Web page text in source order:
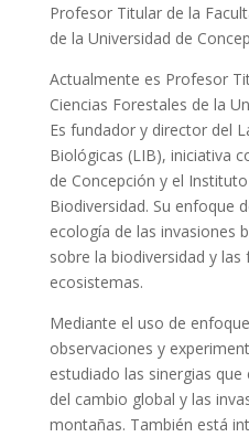
Profesor Titular de la
de la Universidad de
Actualmente es Profesor
Ciencias Forestales de la
Es fundador y director del
Biológicas (LIB), iniciativa
de Concepción y el
Biodiversidad. Su enfoque
ecología de las invasiones
sobre la biodiversidad y las
ecosistemas.
Mediante el uso de
observaciones y
estudiado las sinergias
del cambio global y las
montañas. También está